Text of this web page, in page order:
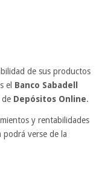
de sus productos
el Banco Sabadell
de Depósitos Online.
y rentabilidades
verse de la